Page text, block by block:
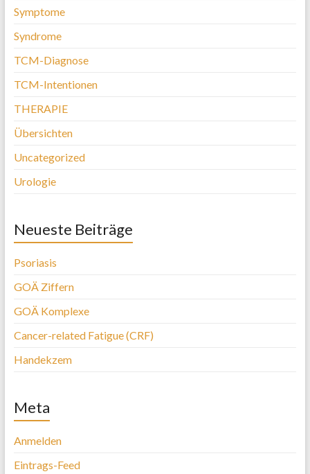
Symptome
Syndrome
TCM-Diagnose
TCM-Intentionen
THERAPIE
Übersichten
Uncategorized
Urologie
Neueste Beiträge
Psoriasis
GOÄ Ziffern
GOÄ Komplexe
Cancer-related Fatigue (CRF)
Handekzem
Meta
Anmelden
Eintrags-Feed